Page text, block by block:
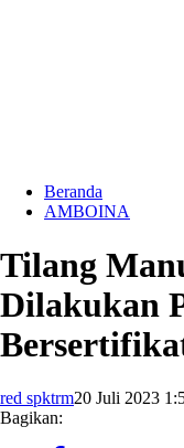
Beranda
AMBOINA
Tilang
Dilakukan
red spktrm20 Juli 2023
Bagikan: